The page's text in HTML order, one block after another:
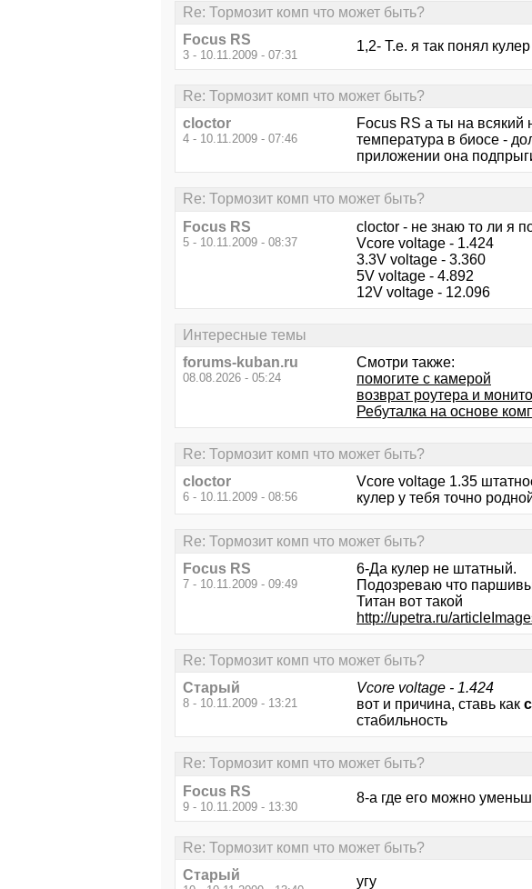
Re: Тормозит комп что может быть?
Focus RS
3 - 10.11.2009 - 07:31
1,2- Т.е. я так понял
Re: Тормозит комп что может быть?
cloctor
4 - 10.11.2009 - 07:46
Focus RS а ты на
температура в биосе -
приложении она
Re: Тормозит комп что может быть?
Focus RS
5 - 10.11.2009 - 08:37
cloctor - не знаю то ли я
Vcore voltage - 1.424
3.3V voltage - 3.360
5V voltage - 4.892
12V voltage - 12.096
Интересные темы
forums-kuban.ru
08.08.2026 - 05:24
Смотри также:
помогите с камерой
возврат роутера и
Ребуталка на основе
Re: Тормозит комп что может быть?
cloctor
6 - 10.11.2009 - 08:56
Vcore voltage 1.35
кулер у тебя точно
Re: Тормозит комп что может быть?
Focus RS
7 - 10.11.2009 - 09:49
6-Да кулер не штатный.
Подозреваю что
Титан вот такой
http://upetra.ru/
Re: Тормозит комп что может быть?
Старый
8 - 10.11.2009 - 13:21
Vcore voltage - 1.424
вот и причина, ставь как
стабильность
Re: Тормозит комп что может быть?
Focus RS
9 - 10.11.2009 - 13:30
8-а где его можно
Re: Тормозит комп что может быть?
Старый
угу